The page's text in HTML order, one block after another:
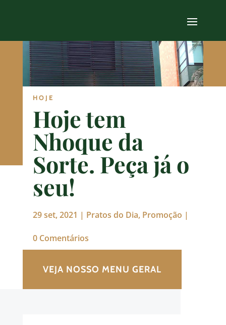
HOJE
Hoje tem
Nhoque da
Sorte. Peça já o
seu!
29 set, 2021 | Pratos do Dia, Promoção |
0 Comentários
VEJA NOSSO MENU GERAL